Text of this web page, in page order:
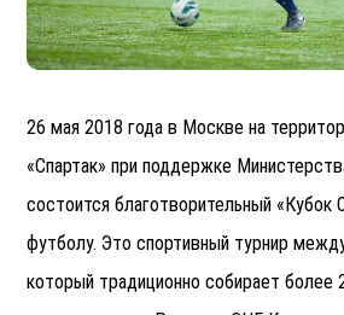
26 мая 2018 года в Москве на
«Спартак» при поддержке
состоится благотворительный
футболу. Это спортивный турнир
который традиционно собирает более